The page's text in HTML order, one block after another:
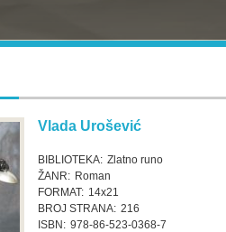
Vlada Urošević
BIBLIOTEKA: Zlatno runo
ŽANR: Roman
FORMAT: 14x21
BROJ STRANA: 216
ISBN: 978-86-523-0368-7